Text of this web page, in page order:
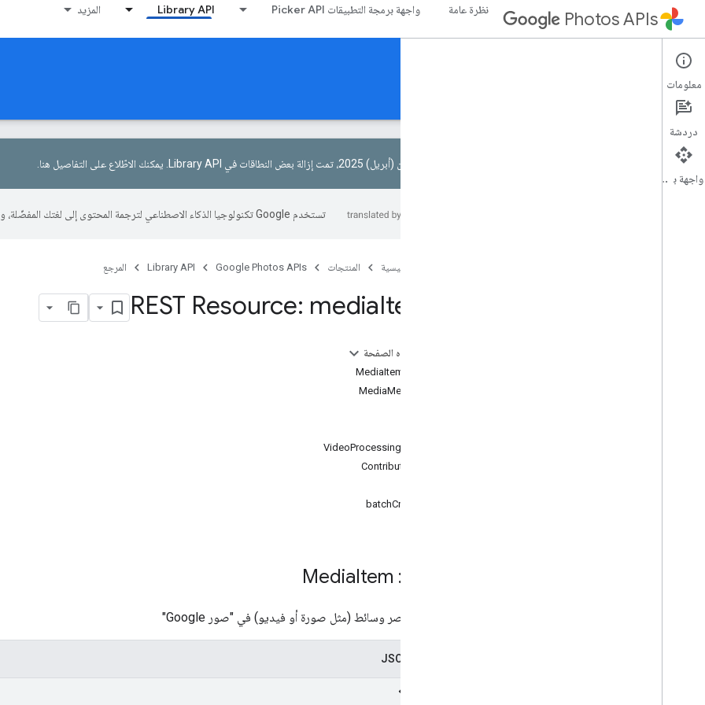
Photos APIs نظرة عامة واجهة برمجة التطبيقات Picker API Library API المزيد
Library API
الأدلة
يمكنك الاطّلاع على التفاصيل هنا
تستخدم Google تكنولوجيا الذكاء الاصطناعي لترجمة المحتوى إلى لغتك المفضّلة، وقد تتضمّن بعض الأخطاء.
الصفحة الرئيسية المنتجات Google Photos APIs
Library API المرجع
REST Resource: mediaItems
على هذه الصفحة
MediaMetadata
VideoProcessingStatus
ContributorInfo
batchCreate
المورد: Media Item
تمثيل عنصر وسائط (مثل صورة أو فيديو) في "صور Google"
معلومات
دردشة
واجهة برمجة التطبيقات